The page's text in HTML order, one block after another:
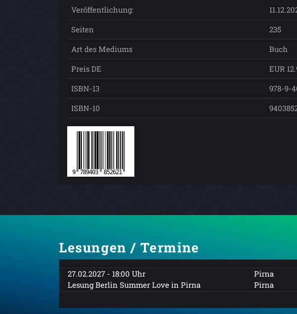
Veröffentlichung:
Seiten
235
Art des Mediums
Buch
Preis DE
EUR
ISBN-13
978-9-
ISBN-10
Lesungen / Termine
27.02.2027 - 18:00 Uhr
Lesung Berlin Summer Love in Pirna
Pirna
Pirna